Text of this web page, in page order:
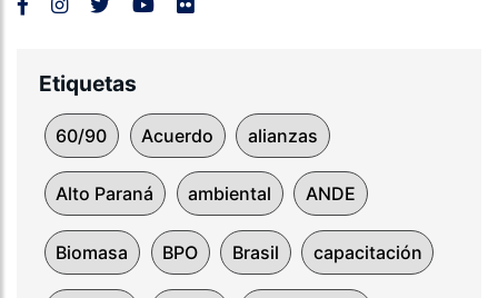
Etiquetas
60/90 Acuerdo alianzas
Alto Paraná ambiental ANDE
Biomasa BPO Brasil capacitación